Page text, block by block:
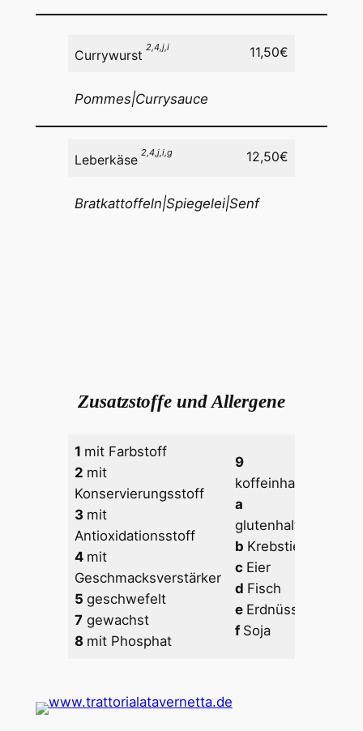
Currywurst
2,4,j,i 11,50€
Pommes|Currysauce
Leberkäse
2,4,j,i,g 12,50€
Bratkattoffeln|Spiegelei|Senf
Zusatzstoffe und Allergene
1 mit Farbstoff
2 mit
Konservierungsstoff
3 mit
Antioxidationsstoff
4 mit
Geschmacksverstärker
5geschwefelt
7 gewachst
8 mit Phosphat
9
koffeinhaltig
a
glutenhaltig
b Krebstiere
c Eier
d Fisch
e Erdnüsse
f Soja